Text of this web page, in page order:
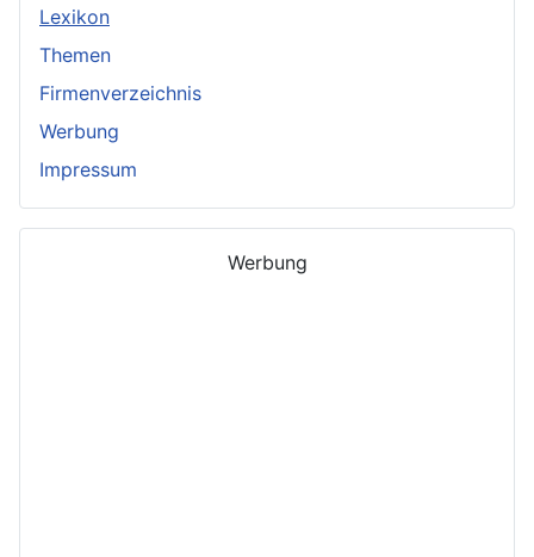
Lexikon
Themen
Firmenverzeichnis
Werbung
Impressum
Werbung